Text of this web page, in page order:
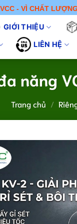
LƯỢNG CUỘC
GIỚI THIỆU
LIÊN HỆ
năng
Trang chủ /